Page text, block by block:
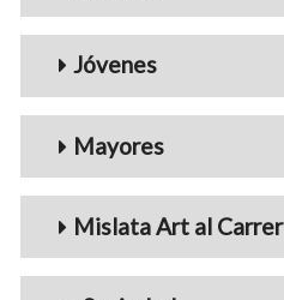
Jóvenes
Mayores
Mislata Art al Carrer